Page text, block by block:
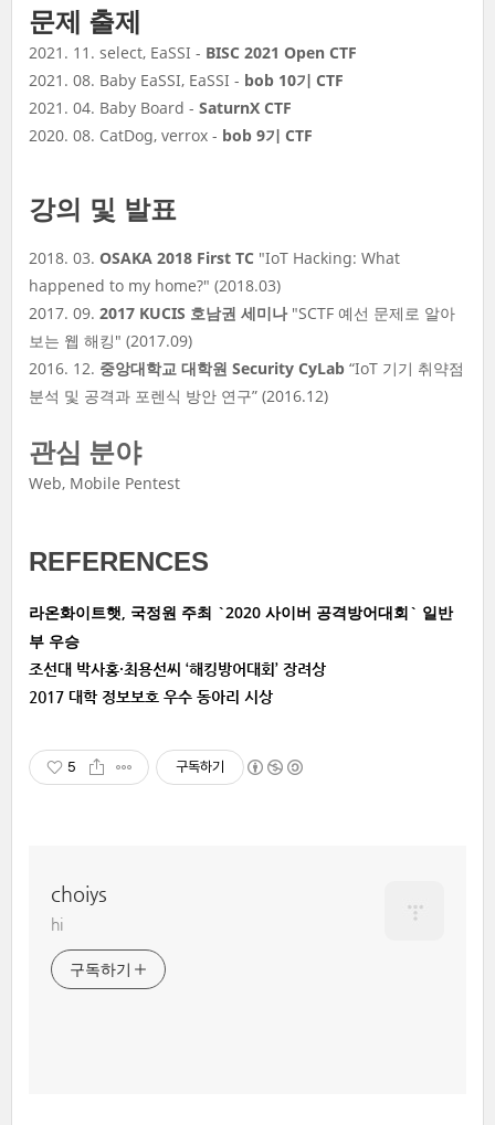
문제 출제
2021. 11. select, EaSSI - BISC 2021 Open CTF
2021. 08. Baby EaSSI, EaSSI - bob 10기 CTF
2021. 04. Baby Board - SaturnX CTF
2020. 08. CatDog, verrox - bob 9기 CTF
강의 및 발표
2018. 03. OSAKA 2018 First TC "IoT Hacking: What
happened to my home?" (2018.03)
2017. 09. 2017 KUCIS 호남권 세미나"SCTF 예선 문제로 알아
보는 웹 해킹" (2017.09)
2016. 12. 중앙대학교 대학원 Security CyLab “IoT 기기 취약점
분석 및 공격과 포렌식 방안 연구” (2016.12)
관심 분야
Web, Mobile Pentest
REFERENCES
라온화이트햇, 국정원 주최 `2020 사이버 공격방어대회` 일반
부 우승
조선대 박사홍·최용선씨 ‘해킹방어대회’ 장려상
2017 대학 정보보호 우수 동아리 시상
5 구독하기
choiys
hi
구독하기